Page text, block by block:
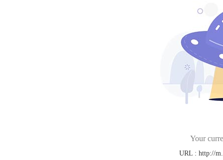
Your
URL : http://